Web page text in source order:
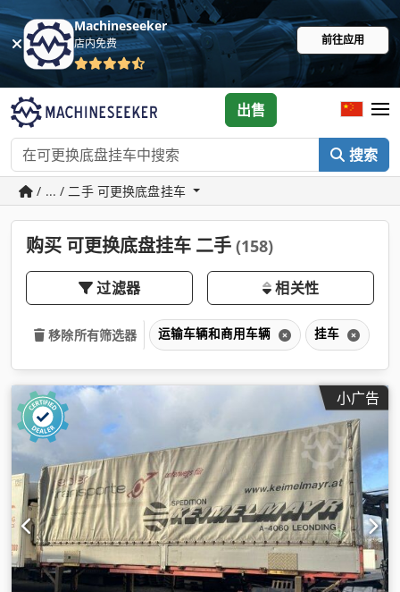
Machineseeker
店内免费 前往应用
搜索
出售
/ ... / 二手 可更换底盘挂车
购买 可更换底盘挂车 二手 (158)
过滤器 相关性
移除所有筛选器 运输车辆和商用车辆 挂车
小广告